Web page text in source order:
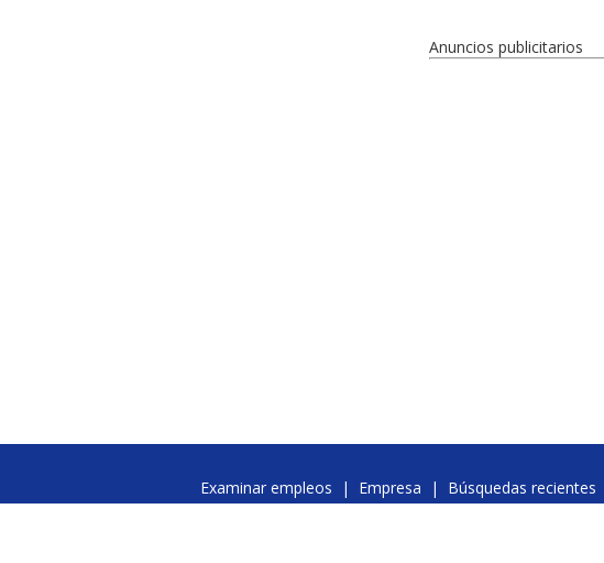
Anuncios publicitarios
Examinar empleos | Empresa | Búsquedas recientes